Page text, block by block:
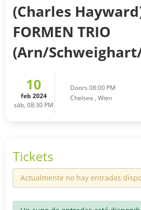
(Charles
FORMEN TRIO
(Arn/
10
feb 2024
sáb, 08:30 PM
Doors 08:00 PM
Chelsea , Wien
Tickets
Actualmente no hay entradas